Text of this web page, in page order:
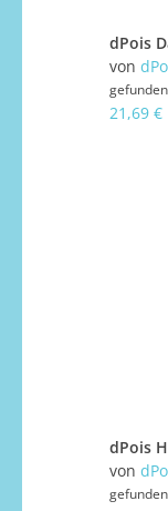
von
21,69 €
von